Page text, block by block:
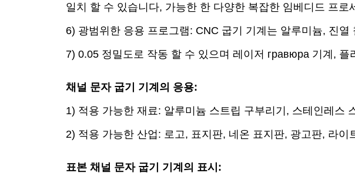
일치 할 수 있습니다, 가능한 한 다양한 복잡한 임베디드 프로
6) 광범위한 응용 프로그램: CNC 굽기 기계는 알루미늄, 진
7) 0.05 정밀도로 작동 할 수 있으며 레이저 гравюра 기계,
채널 문자 굽기 기계의 응용:
1) 적용 가능한 재료: 알루미늄 스트립 구부리기, 스테인레스
2) 적용 가능한 산업: 로고, 표지판, 네온 표지판, 광고판, 라
표본 채널 문자 굽기 기계의 표시: